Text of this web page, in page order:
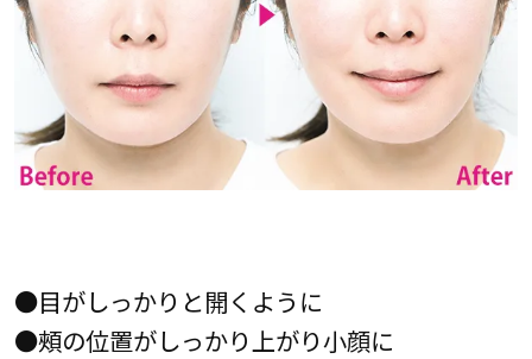
●目がしっかりと開くように
●頰の位置がしっかり上がり小顔に